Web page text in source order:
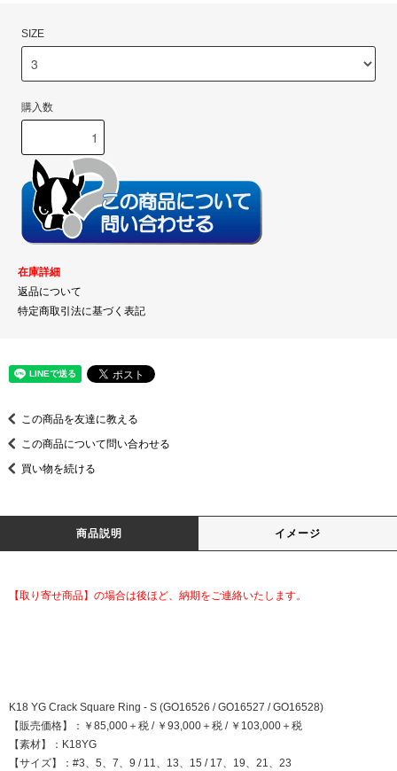
SIZE
購入数
在庫詳細
返品について
特定商取引法に基づく表記
この商品を友達に教える
この商品について問い合わせる
買い物を続ける
商品説明 イメージ
【取り寄せ商品】の場合は後ほど、納期をご連絡いたします。
K18 YG Crack Square Ring - S (GO16526 / GO16527 / GO16528)
【販売価格】：￥85,000＋税 / ￥93,000＋税 / ￥103,000＋税
【素材】：K18YG
【サイズ】：#3、5、7、9 / 11、13、15 / 17、19、21、23